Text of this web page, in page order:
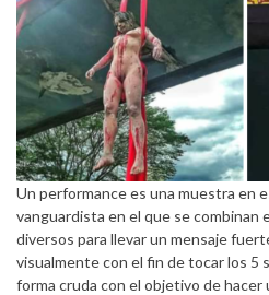
Un performance es una muestra en
vanguardista en el que se combinan
diversos para llevar un mensaje
visualmente con el fin de tocar los 5
forma cruda con el objetivo de hacer